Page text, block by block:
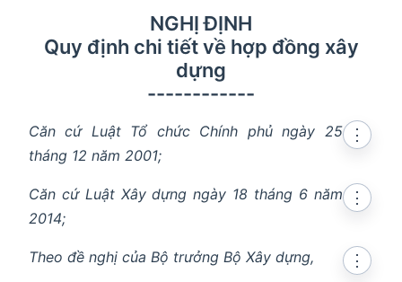
NGHỊ ĐỊNH
Quy định chi tiết về hợp đồng xây
dựng
------------
Căn cứ Luật Tổ chức Chính phủ ngày 25
tháng 12 năm 2001;
⋮
Căn cứ Luật Xây dựng ngày 18 tháng 6 năm
2014;
⋮
Theo đề nghị của Bộ trưởng Bộ Xây dựng,
⋮